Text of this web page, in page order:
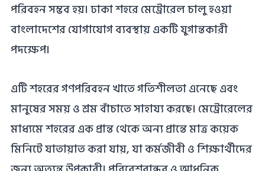
পরিবহন সম্ভব হয়। ঢাকা শহরে মেট্রোরেল চালু হওয়া
বাংলাদেশের যোগাযোগ ব্যবস্থায় একটি যুগান্তকারী
পদক্ষেপ।
এটি শহরের গণপরিবহন খাতে গতিশীলতা এনেছে এবং
মানুষের সময় ও শ্রম বাঁচাতে সাহায্য করছে। মেট্রোরেলের
মাধ্যমে শহরের এক প্রান্ত থেকে অন্য প্রান্তে মাত্র কয়েক
মিনিটে যাতায়াত করা যায়, যা কর্মজীবী ও শিক্ষার্থীদের